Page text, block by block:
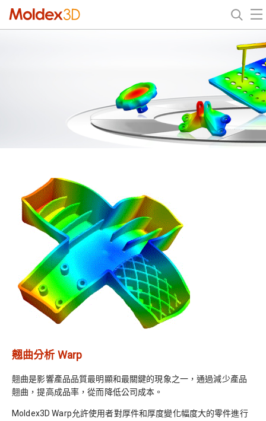
翹曲分析 Warp
翹曲是影響產品品質最明顯和最關鍵的現象之一，通過減少產品
翹曲，提高成品率，從而降低公司成本。
Moldex3D Warp允許使用者對厚件和厚度變化幅度大的零件進行